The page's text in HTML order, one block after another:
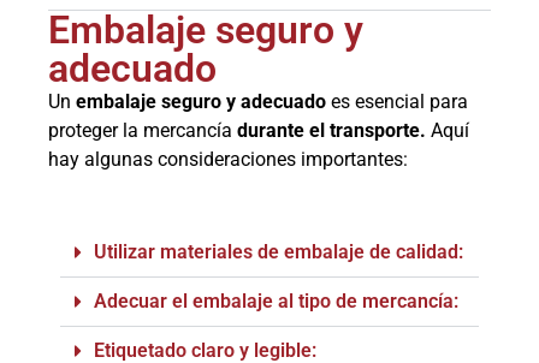
Embalaje seguro y
adecuado
Un embalaje seguro y adecuado es esencial para
proteger la mercancía durante el transporte. Aquí
hay algunas consideraciones importantes:
Utilizar materiales de embalaje de calidad:
Adecuar el embalaje al tipo de mercancía:
Etiquetado claro y legible: